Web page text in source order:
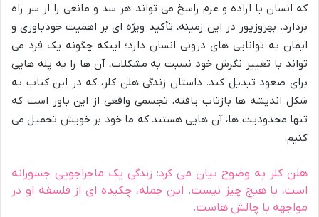
که انسان با اراده و عزم راسخ می تواند هر سد و مانعی را از سر راه
بردارد. بهروزپور در این زمینه، تأکید ویژه ای بر اهمیت خودباوری و
ایمان به توانایی های درونی انسان دارد؛ اینکه چگونه یک فرد می
تواند با تغییر نگرش خود نسبت به مشکلات، آن ها را به پله هایی
برای صعود تبدیل کند. داستان زندگی هلن کلر، که در این کتاب به
شکل اندیشه ها بازتاب یافته، تجسمی واقعی از این باور است که
تنها محدودیت ها، آن هایی هستند که ما خود بر خویش تحمیل می
کنیم.
هلن کلر به وضوح بیان می کرد: زندگی یک ماجراجویی جسورانه
است، یا هیچ چیز نیست. این جمله، چکیده ای از فلسفه او در
مواجهه با چالش هاست.